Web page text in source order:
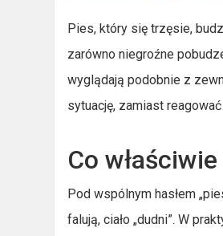
Pies, który się trzęsie,
zarówno niegroźne
wyglądają podobnie z
sytuację, zamiast
Co
Pod wspólnym hasłem
falują, ciało „dudni”. W